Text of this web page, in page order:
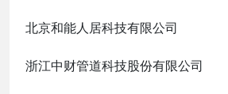
北京和能人居科技有限公司
浙江中财管道科技股份有限公司